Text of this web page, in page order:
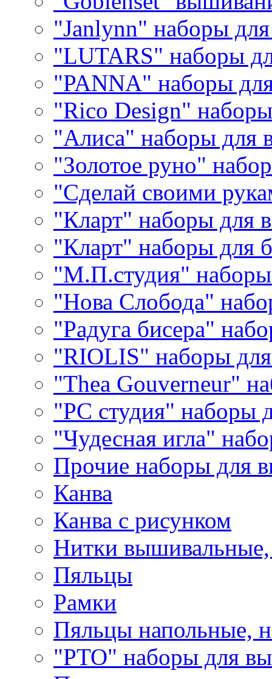
"Janlynn" наборы
"LUTARS" наборы
"PANNA" наборы
"Rico Design"
"Алиса" наборы для
"Золотое руно"
"Сделай своими
"Кларт" наборы для
"Кларт" наборы для
"М.П.студия"
"Нова Слобода"
"Радуга бисера"
"RIOLIS" наборы
"Thea Gouverneur"
"РС студия" наборы
"Чудесная игла"
Прочие наборы для
Канва
Канва с рисунком
Нитки
Пяльцы
Рамки
Пяльцы напольные,
"РТО" наборы для